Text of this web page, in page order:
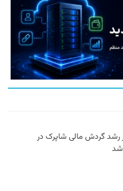
رشد گردش مالی شاپرک در